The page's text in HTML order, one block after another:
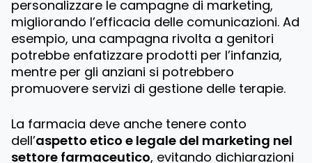
personalizzare le campagne di marketing,
migliorando l’efficacia delle comunicazioni. Ad
esempio, una campagna rivolta a genitori
potrebbe enfatizzare prodotti per l’infanzia,
mentre per gli anziani si potrebbero
promuovere servizi di gestione delle terapie.
La farmacia deve anche tenere conto
dell’aspetto etico e legale del marketing nel
settore farmaceutico, evitando dichiarazioni